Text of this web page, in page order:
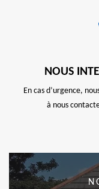
NOUS
En cas d’urgence,
à nous